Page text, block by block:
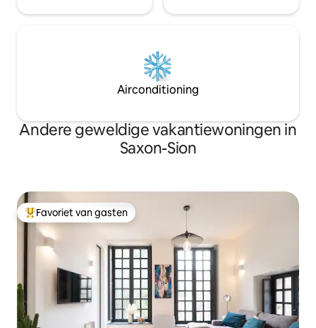
Airconditioning
Andere geweldige vakantiewoningen in
Saxon-Sion
Topfavoriet van gasten
Favoriet van gasten